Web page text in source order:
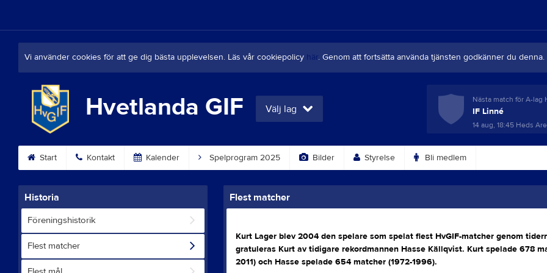
Vi använder cookies för att ge dig bästa upplevelsen. Läs vår cookiepolicy här. Genom att fortsätta använda tjänsten godkänner du denna.
Hvetlanda GIF Välj lag
Nästa match för A-lag
IF Linné
14 aug, 18:45 Heds
Start Kontakt Kalender Spelprogram 2025 Bilder Styrelse Bli medlem
Historia
Föreningshistorik
Flest matcher
Flest matcher
Kurt Lager blev 2004 den spelare som spelat flest HvGIF-matcher genom
gratuleras Kurt av tidigare rekordmannen Hasse Källqvist. Kurt spelade 678
2011) och Hasse spelade 654 matcher (1972-1996).